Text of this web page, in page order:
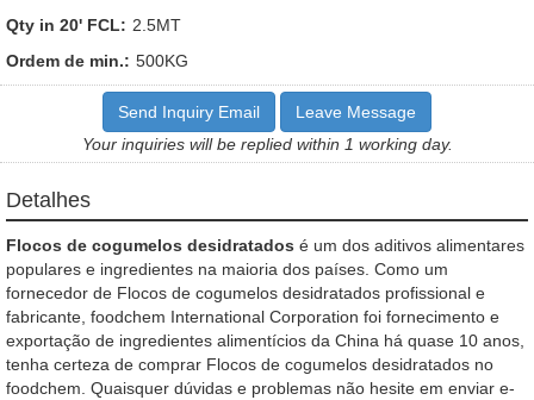
Qty in 20' FCL: 2.5MT
Ordem de min.: 500KG
Send Inquiry Email
Leave Message
Your inquiries will be replied within 1 working day.
Detalhes
Flocos de cogumelos desidratados é um dos aditivos alimentares
populares e ingredientes na maioria dos países. Como um
fornecedor de Flocos de cogumelos desidratados profissional e
fabricante, foodchem International Corporation foi fornecimento e
exportação de ingredientes alimentícios da China há quase 10 anos,
tenha certeza de comprar Flocos de cogumelos desidratados no
foodchem. Quaisquer dúvidas e problemas não hesite em enviar e-